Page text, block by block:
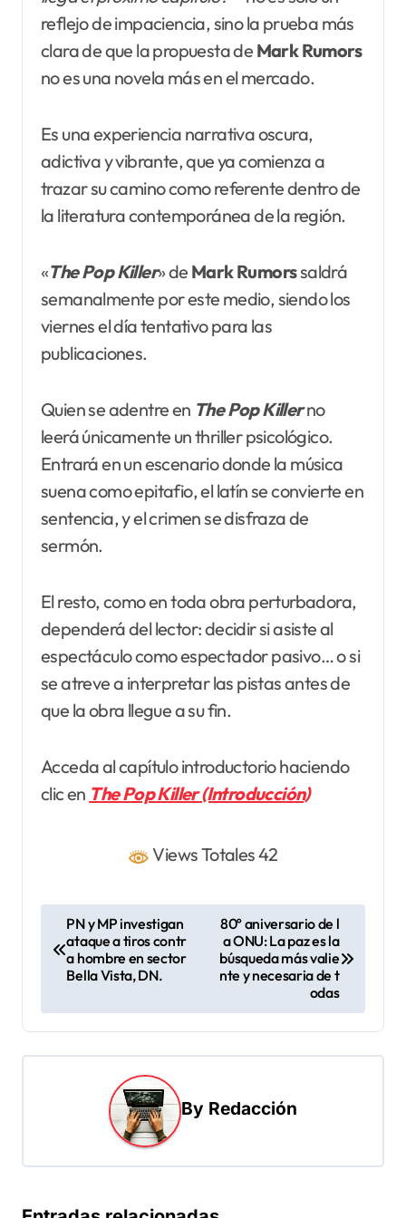
reflejo de impaciencia, sino la prueba más
clara de que la propuesta de Mark Rumors
no es una novela más en el mercado.
Es una experiencia narrativa oscura,
adictiva y vibrante, que ya comienza a
trazar su camino como referente dentro de
la literatura contemporánea de la región.
«The Pop Killer» de Mark Rumorssaldrá
semanalmente por este medio, siendo los
viernes el día tentativo para las
publicaciones.
Quien se adentre en The Pop Killerno
leerá únicamente un thriller psicológico.
Entrará en un escenario donde la música
suena como epitafio, el latín se convierte en
sentencia, y el crimen se disfraza de
sermón.
El resto, como en toda obra perturbadora,
dependerá del lector: decidir si asiste al
espectáculo como espectador pasivo… o si
se atreve a interpretar las pistas antes de
que la obra llegue a su fin.
Acceda al capítulo introductorio haciendo
clic en The Pop Killer (Introducción)
Views Totales 42
e
g
PN y MP investigan
ataque a tiros contr
a hombre en sector
Bella Vista, DN.
80º aniversario de l
a ONU: La paz es la
búsqueda más valie
nte y necesaria de t
odas
By Redacción